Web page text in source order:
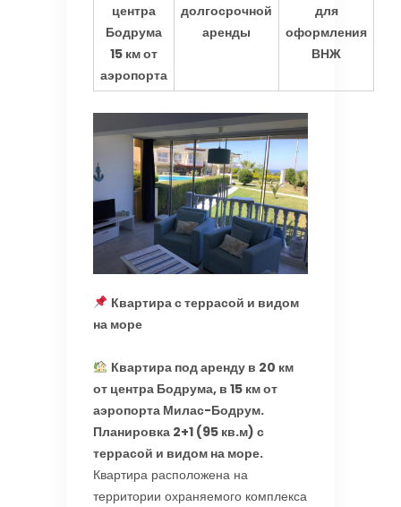
центра
Бодрума
15 км от
аэропорта
долгосрочной
аренды
для
оформления
ВНЖ
Квартира с террасой и видом
на море
Квартира под аренду в 20 км
от центра Бодрума, в 15 км от
аэропорта Милас-Бодрум.
Планировка 2+1 (95 кв.м) с
террасой и видом на море.
Квартира расположена на
территории охраняемого комплекса